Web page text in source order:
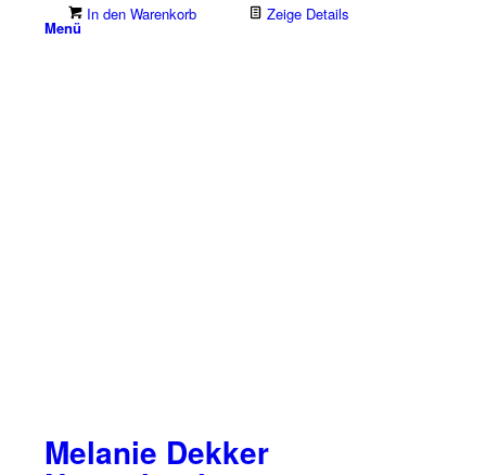
Menü
In den Warenkorb Zeige Details
Melanie Dekker